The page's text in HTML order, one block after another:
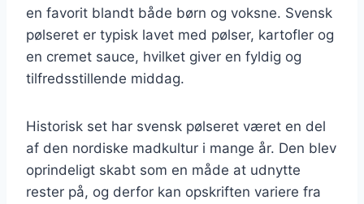
en favorit blandt både børn og voksne. Svensk
pølseret er typisk lavet med pølser, kartofler og
en cremet sauce, hvilket giver en fyldig og
tilfredsstillende middag.
Historisk set har svensk pølseret været en del
af den nordiske madkultur i mange år. Den blev
oprindeligt skabt som en måde at udnytte
rester på, og derfor kan opskriften variere fra